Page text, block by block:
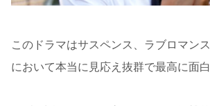
このドラマはサスペンス、ラブロマン
において本当に見応え抜群で最高に面